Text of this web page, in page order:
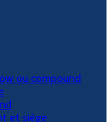
ou compound
et siège